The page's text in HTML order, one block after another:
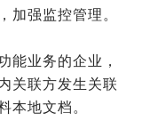
加强监控管理。
能业务的企业，
关联方发生关联
本地文档。